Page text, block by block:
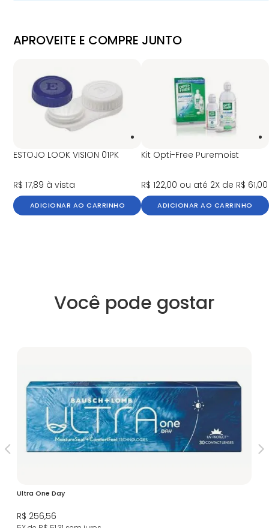
APROVEITE E COMPRE JUNTO
ESTOJO LOOK VISION 01PK
R$ 17,89 à vista
ADICIONAR AO CARRINHO
Kit Opti-Free Puremoist
R$ 122,00 ou até 2X de R$ 61,00
ADICIONAR AO CARRINHO
Você pode gostar
Ultra One Day
R$ 256,56